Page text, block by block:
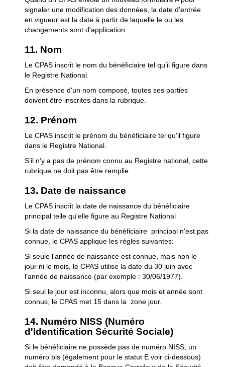
signaler une modification des données, la date d'entrée
en vigueur est la date à partir de laquelle le ou les
changements sont d'application.
11. Nom
Le CPAS inscrit le nom du bénéficiaire tel qu'il figure dans
le Registre National.
En présence d'un nom composé, toutes ses parties
doivent être inscrites dans la rubrique.
12. Prénom
Le CPAS inscrit le prénom du bénéficiaire tel qu'il figure
dans le Registre National.
S’il n’y a pas de prénom connu au Registre national, cette
rubrique ne doit pas être remplie.
13. Date de naissance
Le CPAS inscrit la date de naissance du bénéficiaire
principal telle qu'elle figure au Registre National
Si la date de naissance du bénéficiaire principal n'est pas
connue, le CPAS applique les règles suivantes:
Si seule l'année de naissance est connue, mais non le
jour ni le mois, le CPAS utilise la date du 30 juin avec
l'année de naissance (par exemple : 30/06/1977).
Si seul le jour est inconnu, alors que mois et année sont
connus, le CPAS met 15 dans la zone jour.
14. Numéro NISS (Numéro
d'Identification Sécurité Sociale)
Si le bénéficiaire ne possède pas de numéro NISS, un
numéro bis (également pour le statut E voir ci-dessous)